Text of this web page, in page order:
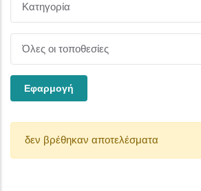
δεν βρέθηκαν αποτελέσματα